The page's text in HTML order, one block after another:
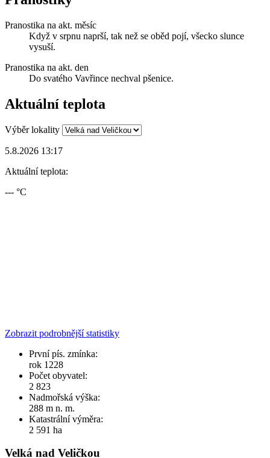
Pranostika na akt. měsíc
Když v srpnu naprší, tak než se oběd pojí, všecko slunce
vysuší.
Pranostika na akt. den
Do svatého Vavřince nechval pšenice.
Aktuální teplota
Výběr lokality
5.8.2026 13:17
Aktuální teplota:
--- °C
Zobrazit podrobnější statistiky
První pís. zmínka:
rok 1228
Počet obyvatel:
2 823
Nadmořská výška:
288 m n. m.
Katastrální výměra:
2 591 ha
Velká nad Veličkou